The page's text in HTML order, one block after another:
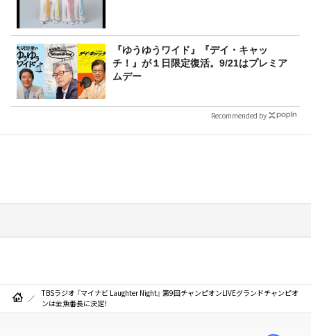
『ゆうゆうワイド』『デイ・キャッ
チ！』が１日限定復活。9/21はプレミア
ムデー
Recommended by
TBSラジオ 『マイナビ Laughter Night』 第9回チャンピオンLIVEグランドチャンピオ
ンは金魚番長に決定！